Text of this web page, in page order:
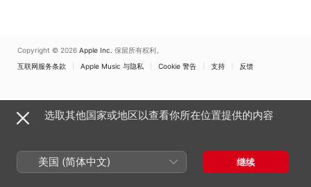
Copyright © 2026 Apple Inc. 保留所有权利。
互联网服务条款
Apple Music 与隐私 Cookie 警告 支持 反馈
选取其他国家或地区以查看你所在位置提供的内容
美国 (简体中文) 继续